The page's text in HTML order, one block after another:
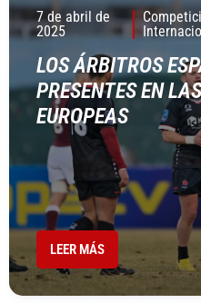
7 de abril de
2025
LOS ÁRBITROS
PRESENTES EN
EUROPEAS
LEER MÁS